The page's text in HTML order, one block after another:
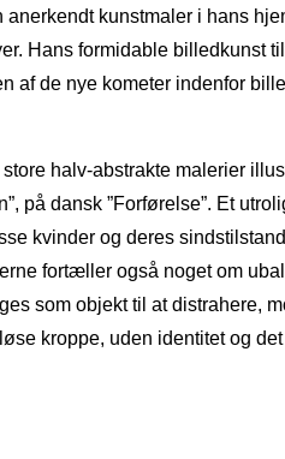
anerkendt kunstmaler i hans
Hans formidable billedkunst
af de nye kometer indenfor
halv-abstrakte malerier
på dansk ”Forførelse”. Et
kvinder og deres
fortæller også noget om
som objekt til at distrahere,
kroppe, uden identitet og